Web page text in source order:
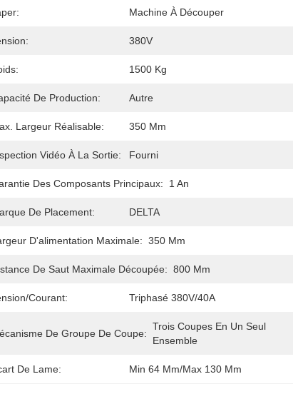
Machine À Découper
380V
1500 Kg
De Production: Autre
Largeur Réalisable: 350 Mm
Vidéo À La Sortie: Fourni
Des Composants Principaux: 1 An
De Placement: DELTA
D'alimentation Maximale: 350 Mm
De Saut Maximale Découpée: 800 Mm
courant: Triphasé 380V/40A
De Groupe De Coupe:
Trois Coupes En Un Seul
Ensemble
De Lame: Min 64 Mm/max 130 Mm